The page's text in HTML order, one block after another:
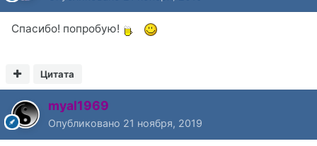
Спасибо! попробую!
Цитата
myal1969
Опубликовано 21 ноября, 2019